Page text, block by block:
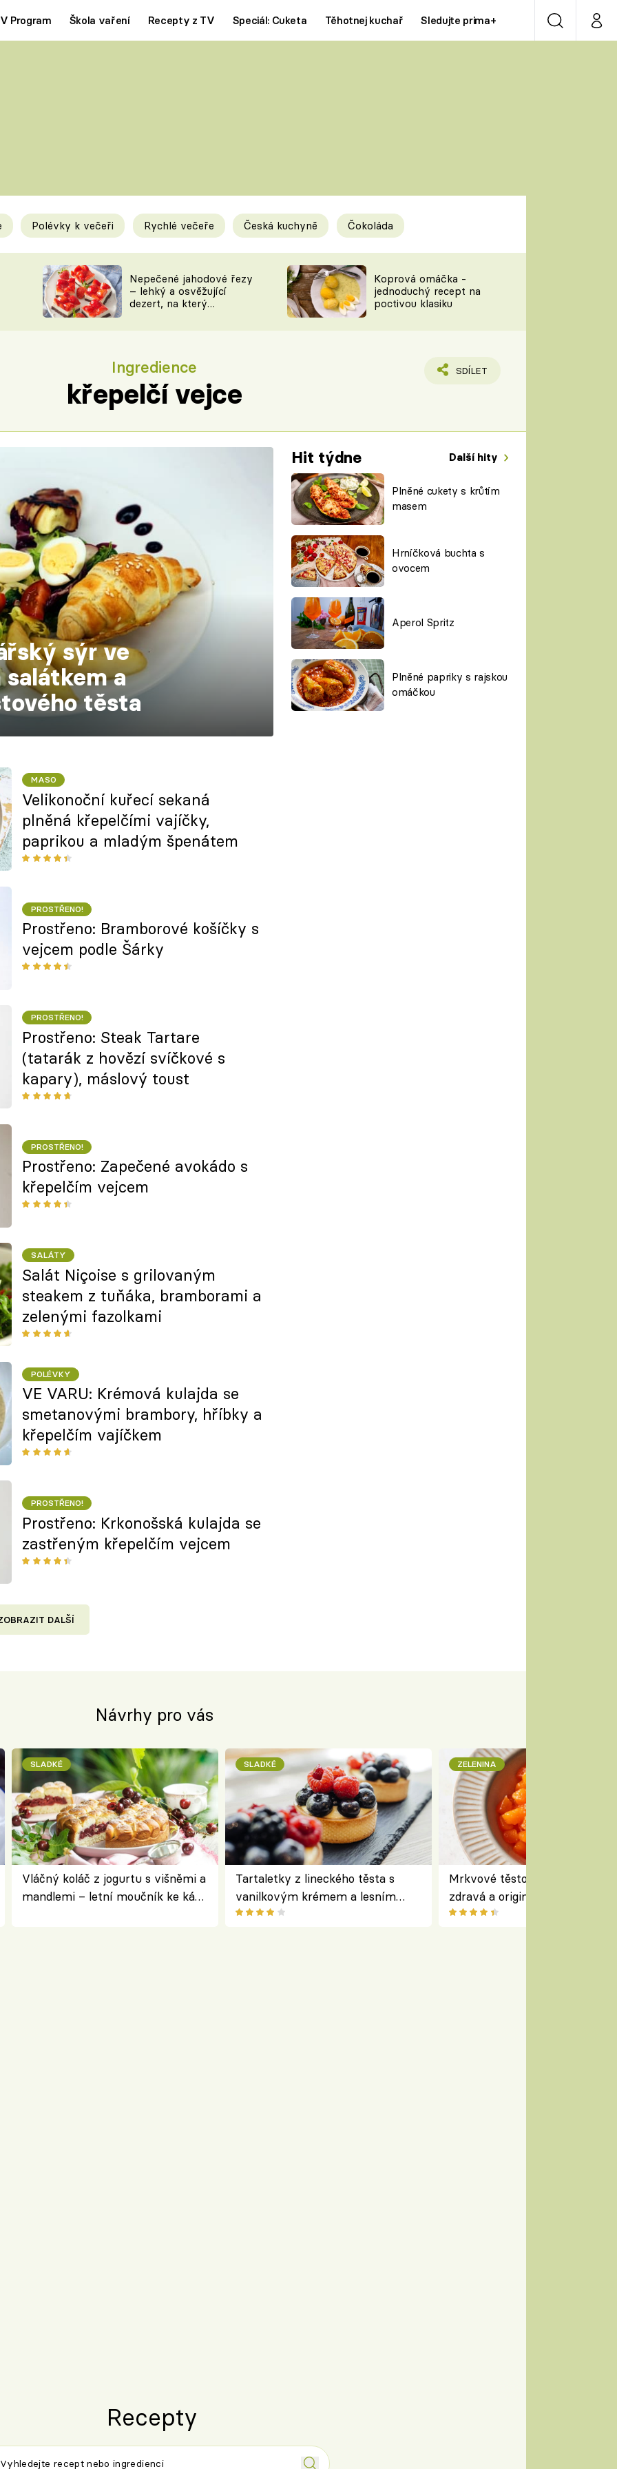
Program Škola vaření Recepty z TV Speciál: Cuketa Těhotnej kuchař Sledujte prima+ VyhledáváníMůj
Tipy a triky
KAM ZA JÍDLEM
Novinky
ŠÉFREDAKTORKY
Prima LAJK
Sledujte nás
Polévky k večeři Rychlé večeře Česká kuchyně Čokoláda
Nepečené jahodové řezy
– lehký a osvěžující
dezert, na který
Koprová omáčka -
jednoduchý recept na
poctivou klasiku
Ingredience
křepelčí vejce
SDÍLET
Hit týdne Další hity
Plněné cukety s krůtím
masem
Hrníčková buchta s
ovocem
Aperol Spritz
Plněné papriky s rajskou
omáčkou
sýr ve
a
těsta
MASO
Velikonoční kuřecí sekaná
plněná křepelčími vajíčky,
paprikou a mladým špenátem
PROSTŘENO!
Prostřeno: Bramborové košíčky s
vejcem podle Šárky
PROSTŘENO!
Prostřeno: Steak Tartare
(tatarák z hovězí svíčkové s
kapary), máslový toust
PROSTŘENO!
Prostřeno: Zapečené avokádo s
křepelčím vejcem
SALÁTY
Salát Niçoise s grilovaným
steakem z tuňáka, bramborami a
zelenými fazolkami
POLÉVKY
VE VARU: Krémová kulajda se
smetanovými brambory, hříbky a
křepelčím vajíčkem
PROSTŘENO!
Prostřeno: Krkonošská kulajda se
zastřeným křepelčím vejcem
DALŠÍ
Návrhy pro vás
SLADKÉ
Vláčný koláč z jogurtu s višněmi a
mandlemi – letní moučník ke kávě
SLADKÉ
Tartaletky z lineckého těsta s
vanilkovým krémem a lesním
ovocem podle Bread Society
ZELENINA
Mrkvové těstoviny bez lepku –
zdravá a originální alternativa
klasiky
Recepty